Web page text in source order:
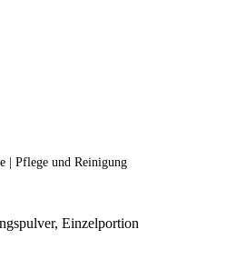
| Pflege und Reinigung
Einzelportion